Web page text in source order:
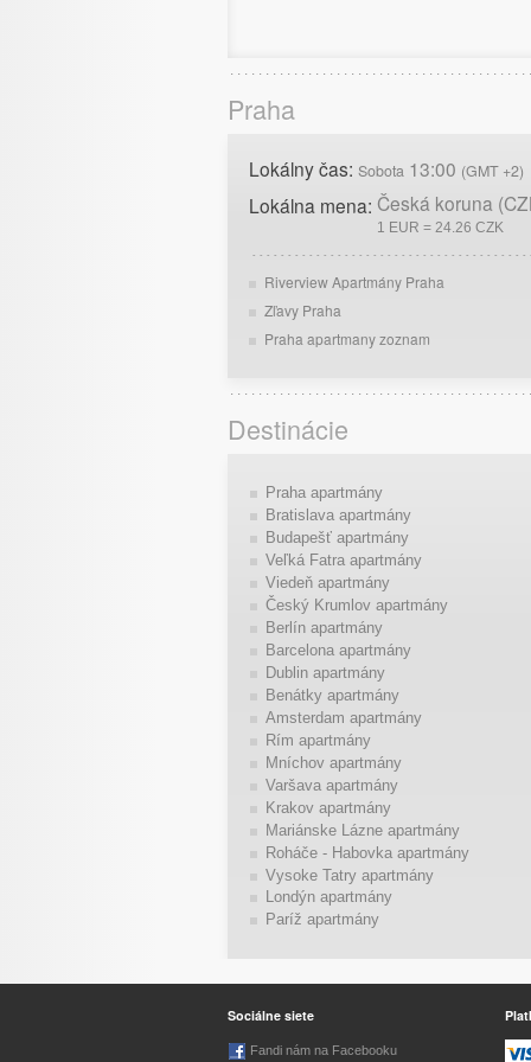
Praha
Lokálny čas: Sobota 13:00 (GMT +2)
Lokálna mena: Česká koruna
1 EUR = 24.26 CZK
Riverview Apartmány Praha
Zľavy Praha
Praha apartmany zoznam
Destinácie
Praha apartmány
Bratislava apartmány
Budapešť apartmány
Veľká Fatra apartmány
Viedeň apartmány
Český Krumlov apartmány
Berlín apartmány
Barcelona apartmány
Dublin apartmány
Benátky apartmány
Amsterdam apartmány
Rím apartmány
Mníchov apartmány
Varšava apartmány
Krakov apartmány
Mariánske Lázne apartmány
Roháče - Habovka apartmány
Vysoke Tatry apartmány
Londýn apartmány
Paríž apartmány
Sociálne siete
Fandi nám na Facebooku